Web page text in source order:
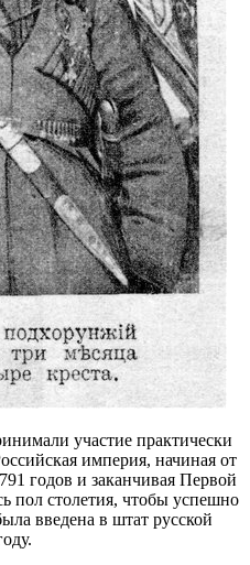
участие практически
империя, начиная от
годов и заканчивая Первой
пол столетия, чтобы успешно
введена в штат русской